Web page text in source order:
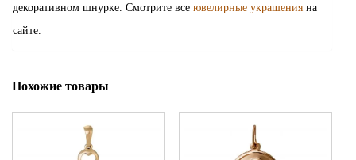
декоративном шнурке. Смотрите все ювелирные украшения на
сайте.
Похожие товары